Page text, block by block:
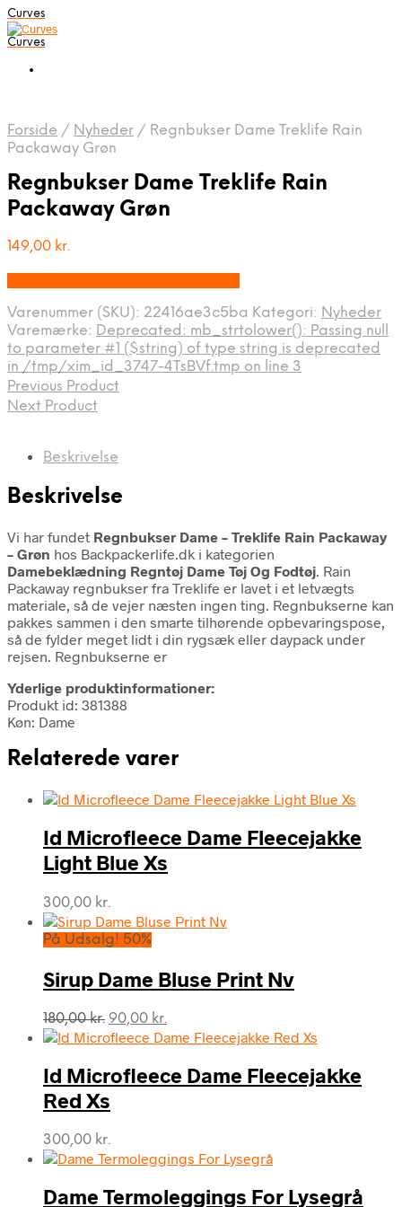
Curves
Curves
Forside / Nyheder / Regnbukser Dame Treklife Rain
Packaway Grøn
Regnbukser Dame Treklife Rain
Packaway Grøn
149,00 kr.
Varenummer (SKU): 22416ae3c5ba Kategori: Nyheder
Varemærke: Deprecated: mb_strtolower(): Passing null
to parameter #1 ($string) of type string is deprecated
in /tmp/xim_id_3747-4TsBVf.tmp on line 3
Previous Product
Next Product
Beskrivelse
Beskrivelse
Vi har fundet Regnbukser Dame – Treklife Rain Packaway
– Grøn hos Backpackerlife.dk i kategorien
Damebeklædning Regntøj Dame Tøj Og Fodtøj. Rain
Packaway regnbukser fra Treklife er lavet i et letvægts
materiale, så de vejer næsten ingen ting. Regnbukserne kan
pakkes sammen i den smarte tilhørende opbevaringspose,
så de fylder meget lidt i din rygsæk eller daypack under
rejsen. Regnbukserne er
Yderlige produktinformationer:
Produkt id: 381388
Køn: Dame
Relaterede varer
Id Microfleece Dame Fleecejakke
Light Blue Xs
300,00 kr.
På Udsalg! 50%
Sirup Dame Bluse Print Nv
180,00kr. Den
oprindelige
var:
180,00 kr..
90,00 kr.
aktuelle
er:
90,00 kr..
Id Microfleece Dame Fleecejakke
Red Xs
300,00 kr.
Dame Termoleggings For Lysegrå